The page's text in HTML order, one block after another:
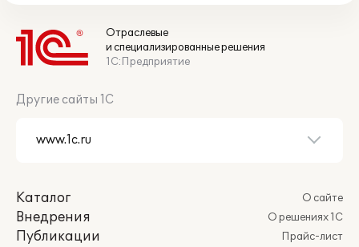
Отраслевые
и специализированные решения
1С:Предприятие
Другие сайты 1С
Каталог
Внедрения
Публикации
О сайте
О решениях 1С
Прайс-лист